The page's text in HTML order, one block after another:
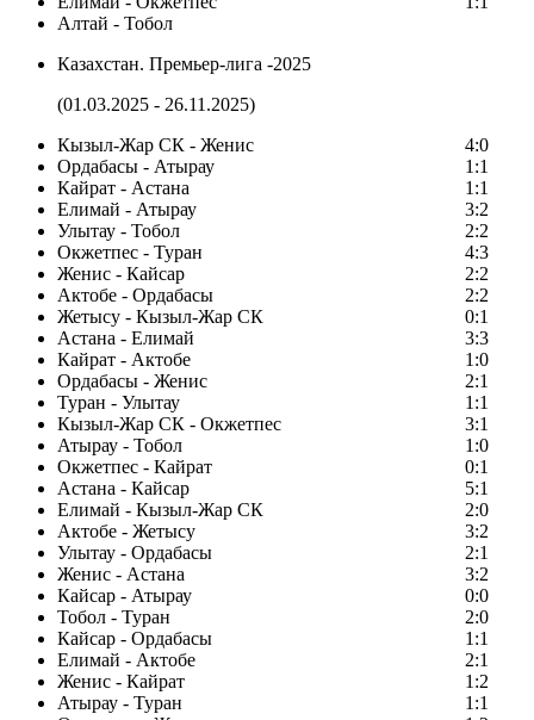
Алтай - Тобол
Казахстан. Премьер-лига -2025
(01.03.2025 - 26.11.2025)
Кызыл-Жар СК - Женис
4:0
Ордабасы - Атырау
1:1
Кайрат - Астана
1:1
Елимай - Атырау
3:2
Улытау - Тобол
2:2
Окжетпес - Туран
4:3
Женис - Кайсар
2:2
Актобе - Ордабасы
2:2
Жетысу - Кызыл-Жар СК
0:1
Астана - Елимай
3:3
Кайрат - Актобе
1:0
Ордабасы - Женис
2:1
Туран - Улытау
1:1
Кызыл-Жар СК - Окжетпес
3:1
Атырау - Тобол
1:0
Окжетпес - Кайрат
0:1
Астана - Кайсар
5:1
Елимай - Кызыл-Жар СК
2:0
Актобе - Жетысу
3:2
Улытау - Ордабасы
2:1
Женис - Астана
3:2
Кайсар - Атырау
0:0
Тобол - Туран
2:0
Кайсар - Ордабасы
1:1
Елимай - Актобе
2:1
Женис - Кайрат
1:2
Атырау - Туран
1:1